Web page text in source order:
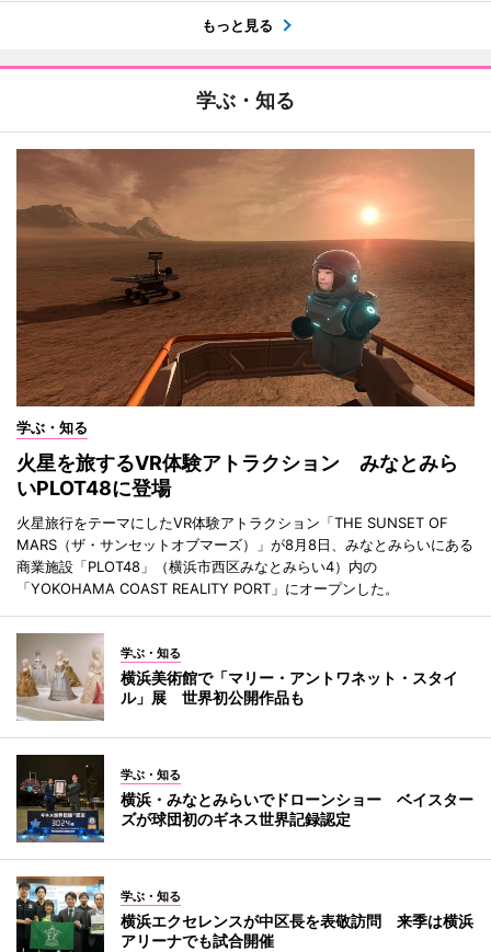
もっと見る
学ぶ・知る
学ぶ・知る
火星を旅するVR体験アトラクション みなとみら
いPLOT48に登場
火星旅行をテーマにしたVR体験アトラクション「THE SUNSET OF
MARS（ザ・サンセットオブマーズ）」が8月8日、みなとみらいにある
商業施設「PLOT48」（横浜市西区みなとみらい4）内の
「YOKOHAMA COAST REALITY PORT」にオープンした。
学ぶ・知る
横浜美術館で「マリー・アントワネット・スタイ
ル」展 世界初公開作品も
学ぶ・知る
横浜・みなとみらいでドローンショー ベイスター
ズが球団初のギネス世界記録認定
学ぶ・知る
横浜エクセレンスが中区長を表敬訪問 来季は横浜
アリーナでも試合開催